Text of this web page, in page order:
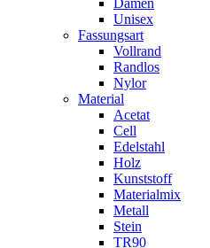
Damen
Unisex
Fassungsart
Vollrand
Randlos
Nylor
Material
Acetat
Cell
Edelstahl
Holz
Kunststoff
Materialmix
Metall
Stein
TR90